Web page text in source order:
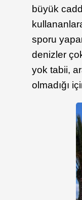
büyük
sporu
denizler
yok tabii,
olmadığı